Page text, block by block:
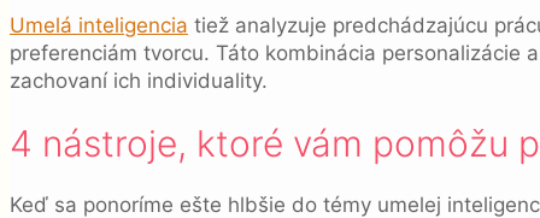
Umelá inteligencia tiež analyzuje predchádzajúcu
preferenciám tvorcu. Táto kombinácia personalizácie
zachovaní ich individuality.
4 nástroje, ktoré vám pomôžu
Keď sa ponoríme ešte hlbšie do témy umelej